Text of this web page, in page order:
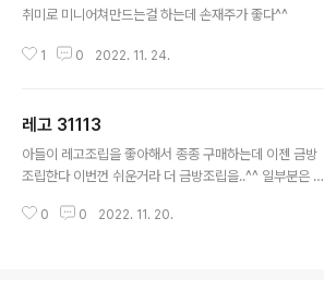
취미로 미니어쳐만드는걸 하는데 손재주가 좋다^^
1 0 2022. 11. 24.
레고 31113
아들이 레고조립을 좋아해서 종종 구매하는데 이젠 금방
조립한다 이번껀 쉬운거라 더 금방조립을..^^ 일부분은 자
0 0 2022. 11. 20.